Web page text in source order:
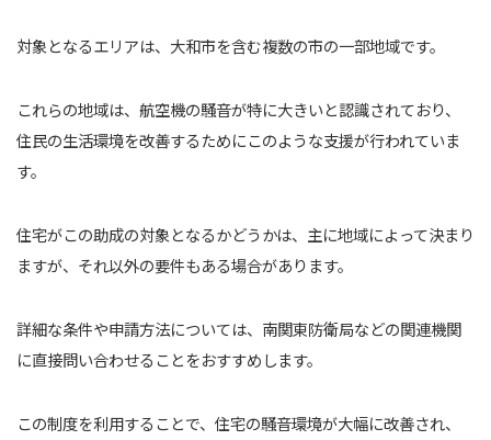
対象となるエリアは、大和市を含む複数の市の一部地域です。
これらの地域は、航空機の騒音が特に大きいと認識されており、
住民の生活環境を改善するためにこのような支援が行われていま
す。
住宅がこの助成の対象となるかどうかは、主に地域によって決まり
ますが、それ以外の要件もある場合があります。
詳細な条件や申請方法については、南関東防衛局などの関連機関
に直接問い合わせることをおすすめします。
この制度を利用することで、住宅の騒音環境が大幅に改善され、